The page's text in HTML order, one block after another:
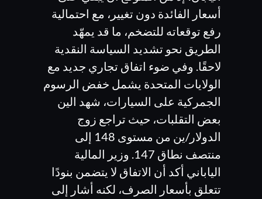
أسعار الفائدة دون تغيير، مع احتمالية
رفع توقعاته للتضخم، ما قد يمهّد
الطريق نحو تشديد السياسة النقدية
لاحقًا. وفي ضوء اتفاق تجاري جديد مع
الولايات المتحدة يشمل خفض الرسوم
الجمركية على السيارات، شهد الين
بعض التقلبات، حيث تراجع زوج
الدولار/ين من مستوى 148 إلى
منتصف نطاق 147. وزير المالية
الياباني أكد أن الاتفاق لا يتضمن بنودًا
تتعلق بأسعار الصرف، لكنه أشار إلى